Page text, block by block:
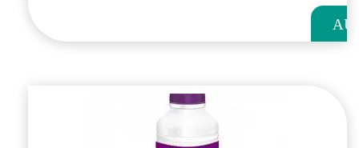
AU